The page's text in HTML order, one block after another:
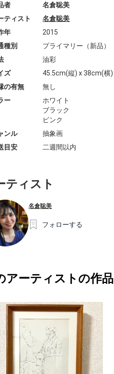
者
名倉聡美
ティスト
名倉聡美
年
2015
種別
プライマリー（新品）
油彩
ズ
45.5cm(縦) x 38cm(横)
の有無
無し
ー
ホワイト
ブラック
ピンク
ンル
抽象画
目安
二週間以内
ティスト
名倉聡美
フォローする
アーティストの作品